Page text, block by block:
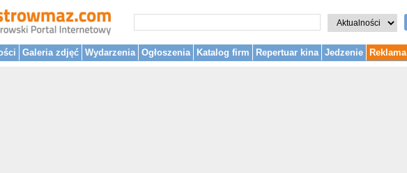
Galeria zdjęć Wydarzenia Ogłoszenia Katalog firm Repertuar kina Jedzenie Reklama